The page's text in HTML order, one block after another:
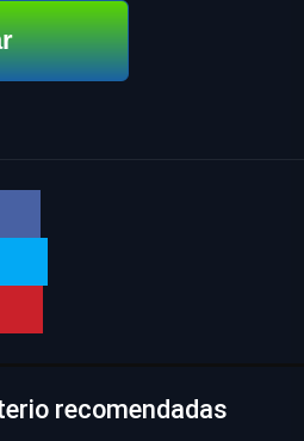
recomendadas